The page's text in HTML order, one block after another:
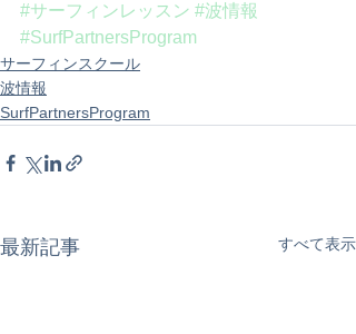
#サーフィンレッスン #波情報
#SurfPartnersProgram
サーフィンスクール
波情報
SurfPartnersProgram
最新記事 すべて表示